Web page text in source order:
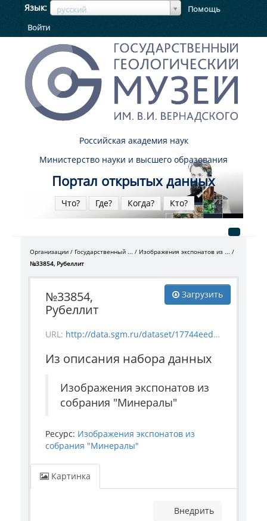
Язык русский
ЯзыкЯзык
Помощь
Войти
Российская академия наук
Министерство науки и высшего образования
Портал открытых данных
Что? Где? Когда? Кто?
Организации Государственный ...
Изображения экспонатов из ...
№33854, Рубеллит
Загрузить
№33854,
Рубеллит
URL: http://data.sgm.ru/dataset/17744eed-27fa-4a9a-bc72-4e657fa570af/resource/e20d723a-9bce-4ce7-8571-43c2338e24c7/download/mineral_33854.jpg
Из описания набора данных
Изображения экспонатов из
собрания "Минералы"
Ресурс: Изображения экспонатов из
собрания "Минералы"
Картинка
Внедрить